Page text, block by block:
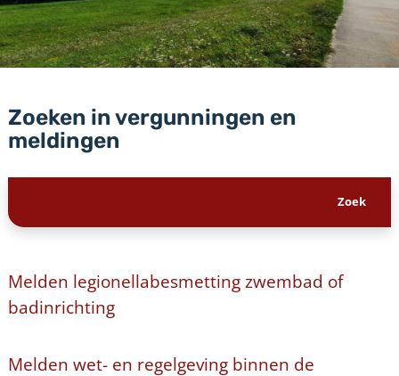
Zoeken in vergunningen en
meldingen
Melden legionellabesmetting zwembad of
badinrichting
Melden wet- en regelgeving binnen de